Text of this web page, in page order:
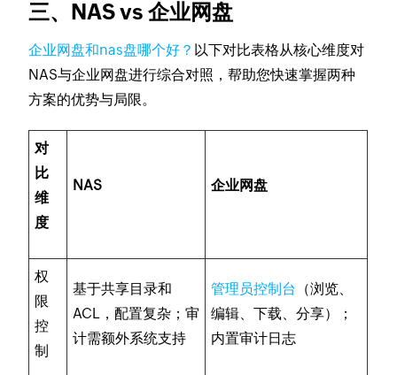
三、NAS vs 企业网盘
企业网盘和nas盘哪个好？ 以下对比表格从核心维度对
NAS与企业网盘进行综合对照，帮助您快速掌握两种
方案的优势与局限。
对
比
维
度
NAS 企业网盘
权
限
控
制
基于共享目录和
ACL，配置复杂；审
计需额外系统支持
管理员控制台
（浏览、
编辑、下载、分享）；
内置审计日志